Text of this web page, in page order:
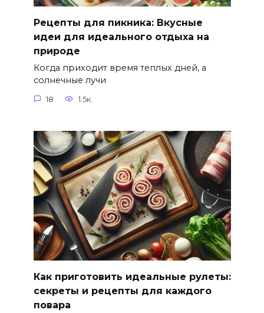
Рецепты для пикника: Вкусные
идеи для идеального отдыха на
природе
Когда приходит время теплых дней, а
солнечные лучи
18 1.5к.
Как приготовить идеальные рулеты:
секреты и рецепты для каждого
повара